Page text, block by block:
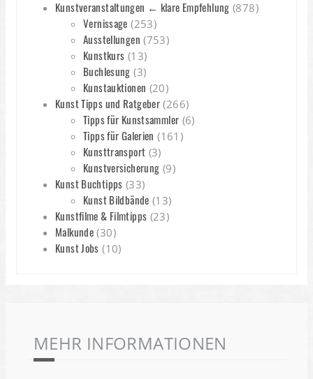
Kunstveranstaltungen ← klare Empfehlung (878)
Vernissage (253)
Ausstellungen (753)
Kunstkurs (13)
Buchlesung (3)
Kunstauktionen (20)
Kunst Tipps und Ratgeber (266)
Tipps für Kunstsammler (6)
Tipps für Galerien (161)
Kunsttransport (3)
Kunstversicherung (9)
Kunst Buchtipps (33)
Kunst Bildbände (13)
Kunstfilme & Filmtipps (23)
Malkunde (30)
Kunst Jobs (10)
MEHR INFORMATIONEN